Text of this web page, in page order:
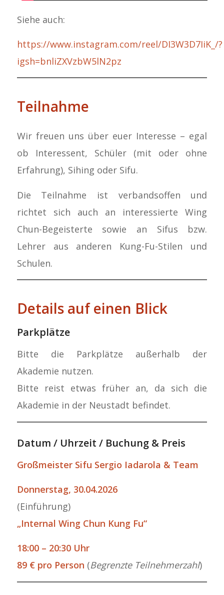
Siehe auch:
https://www.instagram.com/reel/DI3W3D7IiK_/?
igsh=bnliZXVzbW5lN2pz
Teilnahme
Wir freuen uns über euer Interesse – egal
ob Interessent, Schüler (mit oder ohne
Erfahrung), Sihing oder Sifu.
Die Teilnahme ist verbandsoffen und
richtet sich auch an interessierte Wing
Chun-Begeisterte sowie an Sifus bzw.
Lehrer aus anderen Kung-Fu-Stilen und
Schulen.
Details auf einen Blick
Parkplätze
Bitte die Parkplätze außerhalb der
Akademie nutzen.
Bitte reist etwas früher an, da sich die
Akademie in der Neustadt befindet.
Datum / Uhrzeit / Buchung & Preis
Großmeister Sifu Sergio Iadarola & Team
Donnerstag, 30.04.2026
(Einführung)
„Internal Wing Chun Kung Fu“
18:00 – 20:30 Uhr
89 € pro Person (Begrenzte Teilnehmerzahl)